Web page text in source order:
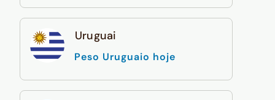
Uruguai
Peso Uruguaio hoje